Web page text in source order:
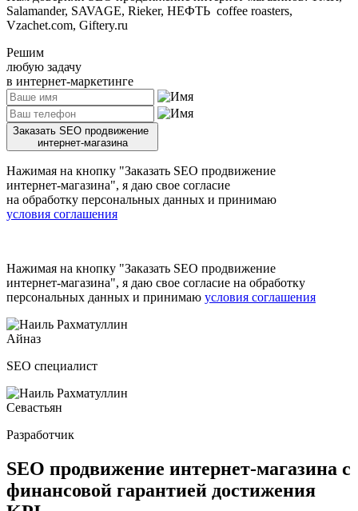
Salamander, SAVAGE, Rieker, НЕФТЬ coffee roasters,
Vzachet.com, Giftery.ru
Решим
любую задачу
в интернет-маркетинге
Заказать SEO продвижение
интернет-магазина
Нажимая на кнопку "Заказать SEO продвижение
интернет-магазина", я даю свое согласие
на обработку персональных данных и принимаю
условия соглашения
Нажимая на кнопку "Заказать SEO продвижение
интернет-магазина", я даю свое согласие на обработку
персональных данных и принимаю условия соглашения
Айназ
SEO специалист
Севастьян
Разработчик
SEO продвижение интернет-магазина с
финансовой гарантией достижения